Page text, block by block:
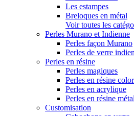
Les estampes
Breloques en métal
Voir toutes les
Perles Murano et Indienne
Perles façon Murano
Perles de verre
Perles en résine
Perles magiques
Perles en résine
Perles en acrylique
Perles en résine
Customisation